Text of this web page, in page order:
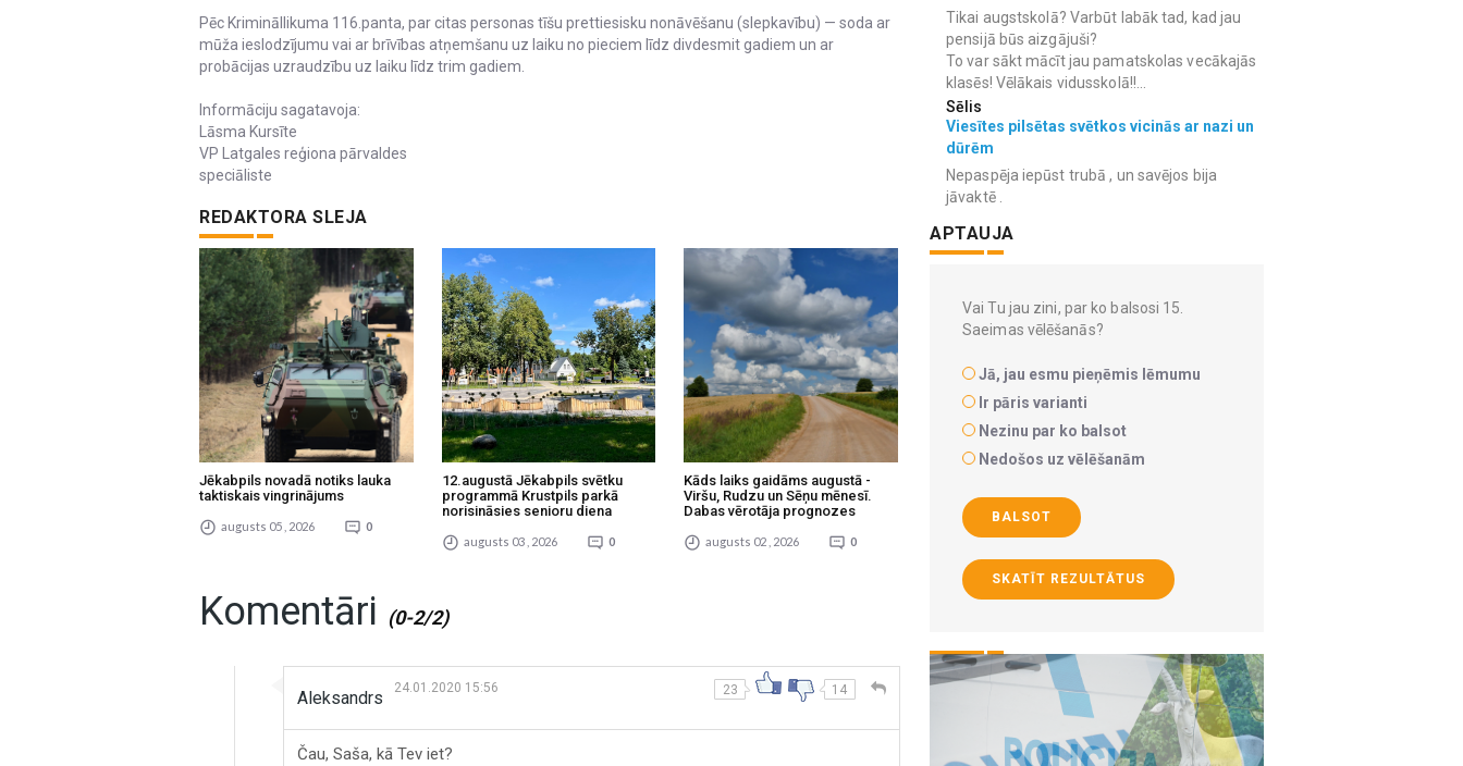
Pēc Krimināllikuma 116.panta, par citas personas tīšu prettiesisku nonāvēšanu (slepkavību) — soda ar
mūža ieslodzījumu vai ar brīvības atņemšanu uz laiku no pieciem līdz divdesmit gadiem un ar
probācijas uzraudzību uz laiku līdz trim gadiem.
Informāciju sagatavoja:
Lāsma Kursīte
VP Latgales reģiona pārvaldes
speciāliste
REDAKTORA SLEJA
Jēkabpils novadā notiks lauka
taktiskais vingrinājums
augusts 05 , 2026 0
12.augustā Jēkabpils svētku
programmā Krustpils parkā
norisināsies senioru diena
augusts 03 , 2026 0
Kāds laiks gaidāms augustā -
Viršu, Rudzu un Sēņu mēnesī.
Dabas vērotāja prognozes
augusts 02 , 2026 0
Komentāri (0-2/2)
Aleksandrs 24.01.2020 15:56 23 14
Čau, Saša, kā Tev iet?
Tikai augstskolā? Varbūt labāk tad, kad jau
pensijā būs aizgājuši?
To var sākt mācīt jau pamatskolas vecākajās
klasēs! Vēlākais vidusskolā!!...
Sēlis
Viesītes pilsētas svētkos vicinās ar nazi un
dūrēm
Nepaspēja iepūst trubā , un savējos bija
jāvaktē .
APTAUJA
Vai Tu jau zini, par ko balsosi 15.
Saeimas vēlēšanās?
Jā, jau esmu pieņēmis lēmumu
Ir pāris varianti
Nezinu par ko balsot
Nedošos uz vēlēšanām
BALSOT
SKATĪT REZULTĀTUS